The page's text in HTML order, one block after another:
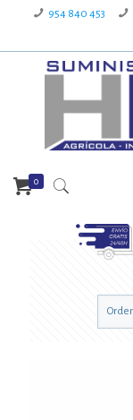
954 840 453
0